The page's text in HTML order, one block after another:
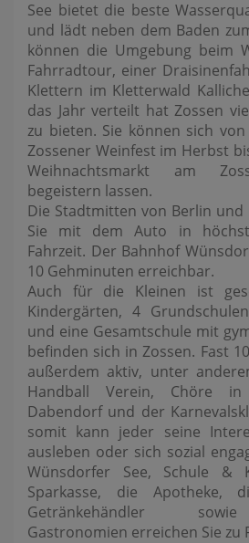
See bietet die beste
und lädt neben dem Baden
können die Umgebung beim
Fahrradtour, einer
Klettern im Kletterwald
das Jahr verteilt hat Zossen
zu bieten. Sie können sich
Zossener Weinfest im Herbst
Weihnachtsmarkt am
begeistern lassen.
Die Stadtmitten von Berlin
Sie mit dem Auto in
Fahrzeit. Der Bahnhof
10 Gehminuten erreichbar.
Auch für die Kleinen ist
Kindergärten, 4
und eine Gesamtschule mit
befinden sich in Zossen. Fast
außerdem aktiv, unter
Handball Verein, Chöre in
Dabendorf und der
somit kann jeder seine
ausleben oder sich sozial
Wünsdorfer See, Schule &
Sparkasse, die Apotheke,
Getränkehändler
Gastronomien erreichen Sie zu